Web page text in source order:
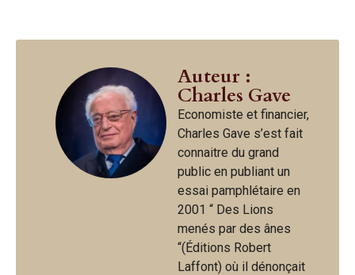
Auteur :
Charles Gave
Economiste et financier,
Charles Gave s’est fait
connaitre du grand
public en publiant un
essai pamphlétaire en
2001 “ Des Lions
menés par des ânes
“(Éditions Robert
Laffont) où il dénonçait